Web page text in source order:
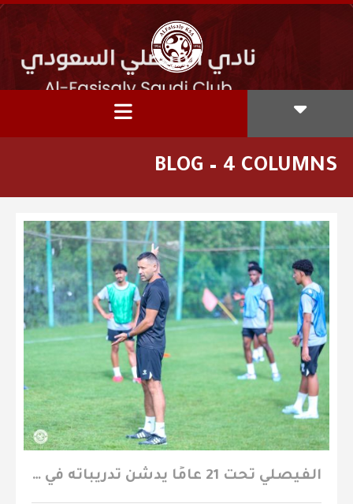
BLOG – 4 COLUMNS
الفيصلي تحت 21 عامًا يدشن تدريباته في المعسكر الأعدادي على فترتين